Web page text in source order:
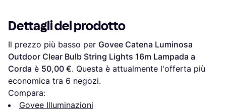
Dettagli del prodotto
Il prezzo più basso per Govee Catena Luminosa
Outdoor Clear Bulb String Lights 16m Lampada a
Corda è 50,00 €. Questa è attualmente l'offerta più
economica tra 6 negozi.
Compara:
Govee Illuminazioni